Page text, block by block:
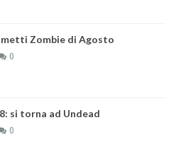
Zombie di Agosto
0
si torna ad Undead
0